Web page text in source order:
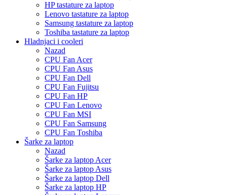
HP tastature za laptop
Lenovo tastature za laptop
Samsung tastature za laptop
Toshiba tastature za laptop
Hladnjaci i cooleri
Nazad
CPU Fan Acer
CPU Fan Asus
CPU Fan Dell
CPU Fan Fujitsu
CPU Fan HP
CPU Fan Lenovo
CPU Fan MSI
CPU Fan Samsung
CPU Fan Toshiba
Šarke za laptop
Nazad
Šarke za laptop Acer
Šarke za laptop Asus
Šarke za laptop Dell
Šarke za laptop HP